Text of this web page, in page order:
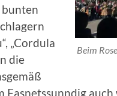
Beim
„Cordula
die